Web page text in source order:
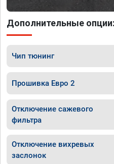
Дополнительные опции:
Чип тюнинг
Прошивка Евро 2
Отключение сажевого
фильтра
Отключение вихревых
заслонок